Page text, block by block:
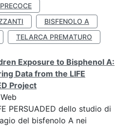
BISFENOLO A
TELARCA PREMATURO
Exposure to Bisphenol A:
Data from the LIFE
Project
PERSUADED dello studio di
del bisfenolo A nei